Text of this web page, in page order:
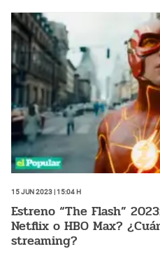
15 Jun 2023 | 15:04 h
Estreno “The Flash”
Netflix o HBO Max?
streaming?